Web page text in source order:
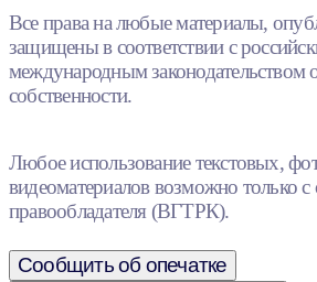
Все права на любые материалы,
защищены в соответствии с
международным законодательством
собственности.
Любое использование текстовых,
видеоматериалов возможно только с
правообладателя (ВГТРК).
Сообщить об опечатке